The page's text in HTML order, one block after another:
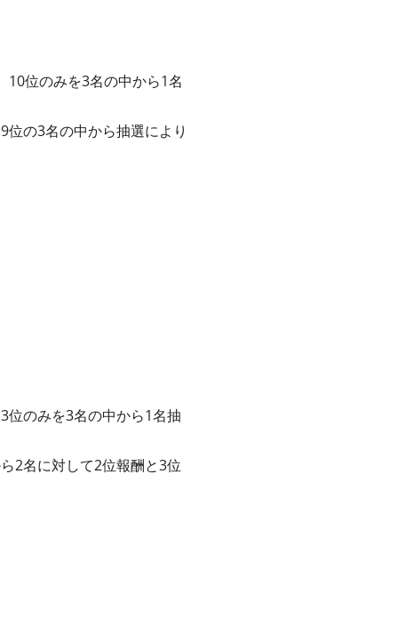
位のみを3名の中から1名
の3名の中から抽選により
のみを3名の中から1名抽
2名に対して2位報酬と3位